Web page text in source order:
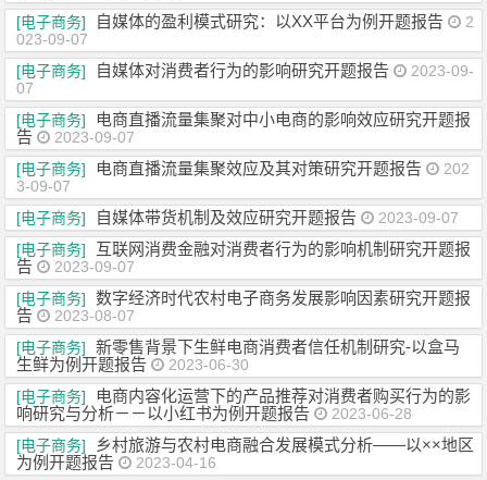
[电子商务]
自媒体的盈利模式研究：以XX平台为例开题报告
2
023-09-07
[电子商务]
自媒体对消费者行为的影响研究开题报告
2023-09-
07
[电子商务]
电商直播流量集聚对中小电商的影响效应研究开题报
告
2023-09-07
[电子商务]
电商直播流量集聚效应及其对策研究开题报告
202
3-09-07
[电子商务]
自媒体带货机制及效应研究开题报告
2023-09-07
[电子商务]
互联网消费金融对消费者行为的影响机制研究开题报
告
2023-09-07
[电子商务]
数字经济时代农村电子商务发展影响因素研究开题报
告
2023-08-07
[电子商务]
新零售背景下生鲜电商消费者信任机制研究-以盒马
生鲜为例开题报告
2023-06-30
[电子商务]
电商内容化运营下的产品推荐对消费者购买行为的影
响研究与分析－－以小红书为例开题报告
2023-06-28
[电子商务]
乡村旅游与农村电商融合发展模式分析——以××地区
为例开题报告
2023-04-16